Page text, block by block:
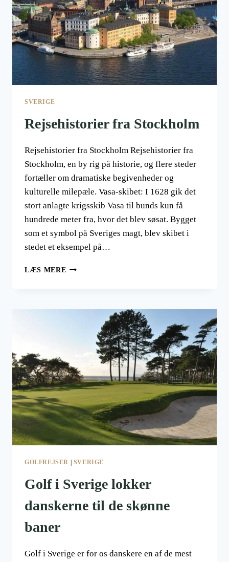
SVERIGE
Rejsehistorier fra Stockholm
Rejsehistorier fra Stockholm Rejsehistorier fra
Stockholm, en by rig på historie, og flere steder
fortæller om dramatiske begivenheder og
kulturelle milepæle. Vasa-skibet: I 1628 gik det
stort anlagte krigsskib Vasa til bunds kun få
hundrede meter fra, hvor det blev søsat. Bygget
som et symbol på Sveriges magt, blev skibet i
stedet et eksempel på…
LÆS MERE REJSEHISTORIER
GOLFREJSER SVERIGE
Golf i Sverige lokker
danskerne til de skønne
baner
Golf i Sverige er for os danskere en af de mest